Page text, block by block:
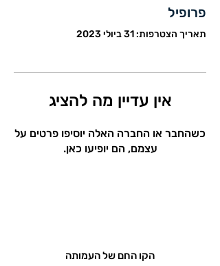
פרופיל
תאריך הצטרפות: 31 ביולי 2023
אין עדיין מה להציג
כשהחבר או החברה האלה יוסיפו פרטים על
עצמם, הם יופיעו כאן.
הקו החם של העמותה